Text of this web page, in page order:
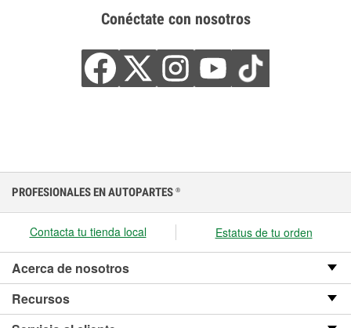
Conéctate con nosotros
PROFESIONALES EN AUTOPARTES ®
Contacta tu tienda local Estatus de tu orden
Acerca de nosotros
Recursos